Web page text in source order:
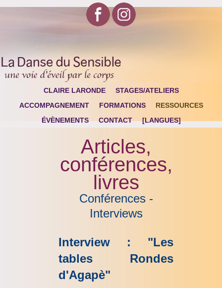
CLAIRE LARONDE
STAGES/ATELIERS
ACCOMPAGNEMENT
FORMATIONS
RESSOURCES
ÉVÈNEMENTS
CONTACT [LANGUES]
Articles,
conférences,
livres
Conférences -
Interviews
Interview : "Les
tables Rondes
d'Agapè"